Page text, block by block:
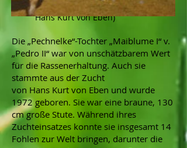
Pechnelke v. Sirius a. d. Saba (Foto:
Hans Kurt von Eben)
Die „Pechnelke“-Tochter „Maiblume I“ v.
„Pedro II“ war von unschätzbarem Wert
für die Rassenerhaltung. Auch sie
stammte aus der Zucht
von Hans Kurt von Eben und wurde
1972 geboren. Sie war eine braune, 130
cm große Stute. Während ihres
Zuchteinsatzes konnte sie insgesamt 14
Fohlen zur Welt bringen, darunter die